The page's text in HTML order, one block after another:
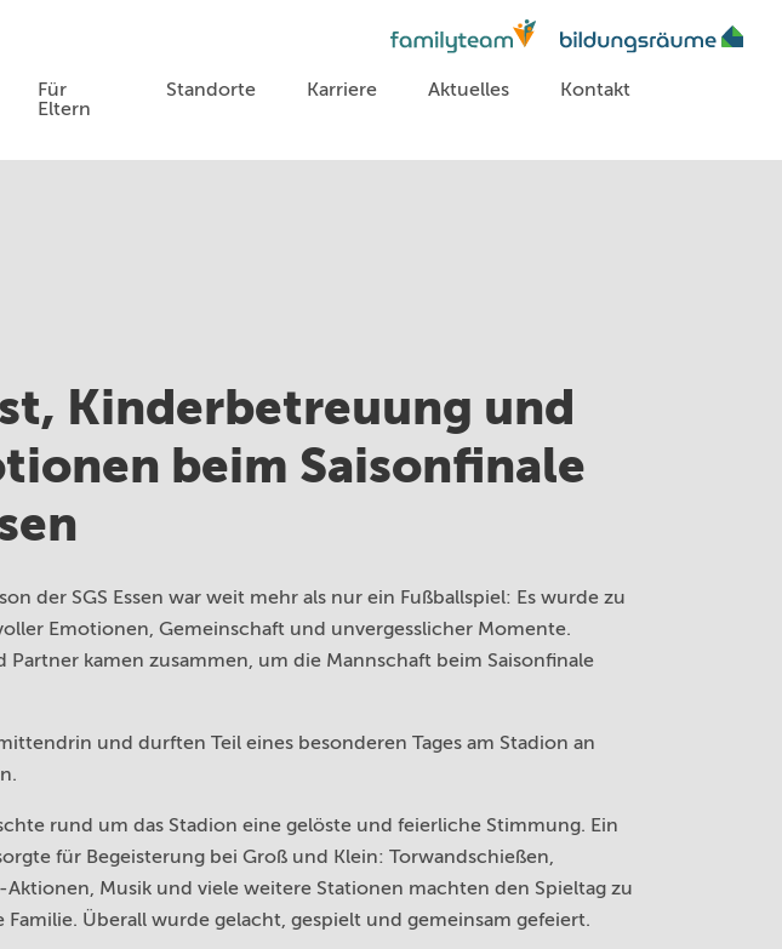
Für
Eltern
Standorte Karriere Aktuelles Kontakt
Kinderbetreuung und
beim Saisonfinale
der SGS Essen war weit mehr als nur ein Fußballspiel: Es wurde zu
Emotionen, Gemeinschaft und unvergesslicher Momente.
Partner kamen zusammen, um die Mannschaft beim Saisonfinale
und durften Teil eines besonderen Tages am Stadion an
rund um das Stadion eine gelöste und feierliche Stimmung. Ein
für Begeisterung bei Groß und Klein: Torwandschießen,
Musik und viele weitere Stationen machten den Spieltag zu
Familie. Überall wurde gelacht, gespielt und gemeinsam gefeiert.